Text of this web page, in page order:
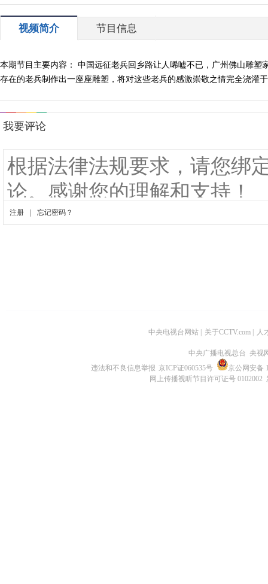
视频简介 节目信息
本期节目主要内容： 中国远征老兵回乡路让人唏嘘不已，广州佛山雕
存在的老兵制作出一座座雕塑，将对这些老兵的感激崇敬之情完全浇灌
中央电视台网站 关于CCTV.com 人
中央广播电视总台 央视
违法和不良信息举报 京ICP证060535号
京公网安备
网上传播视听节目许可证号 0102002